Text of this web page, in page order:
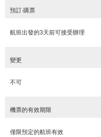
預訂‧購票
航班出發的3天前可接受辦理
變更
不可
機票的有效期限
僅限預定的航班有效